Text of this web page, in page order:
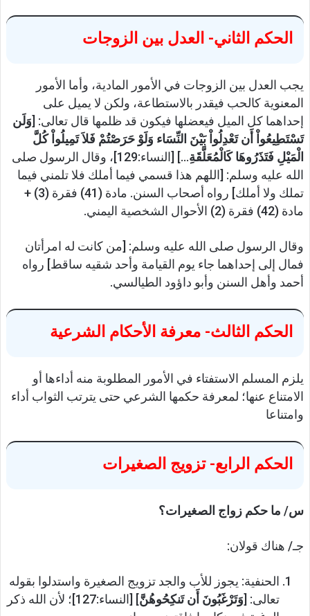
الحكم الثاني- العدل بين الزوجات
يجب العدل بين الزوجات في الأمور المادية، وأما الأمور
المعنوية كالحب فيقدر بالاستطاعة، ولكن لا يميل على
إحداهما كل الميل فيعضلها فيكون قد ظلمها قال تعالى: [وَلَن
تَسْتَطِيعُواْ أَن تَعْدِلُواْ بَيْنَ النِّسَاء وَلَوْ حَرَصْتُمْ فَلاَ تَمِيلُواْ كُلَّ
الْمَيْلِ فَتَذَرُوهَا كَالْمُعَلَّقَةِ
…] [النساء:129]، وقال الرسول صلى
الله عليه وسلم: [اللهم هذا قسمي فيما أملك فلا تلمني فيما
تملك ولا أملك] رواه أصحاب السنن. مادة (41) فقرة (3) +
مادة (42) فقرة (2) الأحوال الشخصية اليمني.
وقال الرسول صلى الله عليه وسلم: [من كانت له امرأتان
فمال إلى إحداهما جاء يوم القيامة وأحد شقيه ساقط] رواه
أحمد وأهل السنن وأبو داؤود الطيالسي.
الحكم الثالث- معرفة الأحكام الشرعية
يلزم المسلم الاستفتاء في الأمور المطلوبة منه أداءها أو
الامتناع عنها؛ لمعرفة حكمها الشرعي حتى يترتب الثواب أداء
وامتناعا
الحكم الرابع- تزويج الصغيرات
س/ ما حكم زواج الصغيرات؟
جـ/ هناك قولان:
الحنفية: يجوز للأب والجد تزويج الصغيرة واستدلوا بقوله
تعالى: [وَتَرْغَبُونَ أَن تَنكِحُوهُنَّ
] [النساء:127]؛ لأن الله ذكر